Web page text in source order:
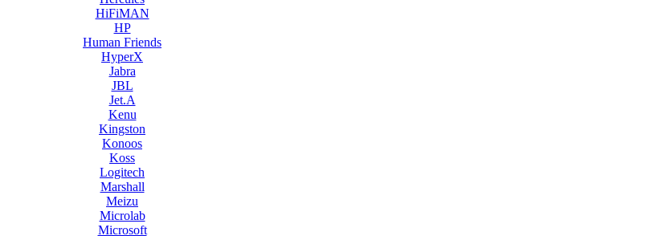
HiFiMAN
HP
Human Friends
HyperX
Jabra
JBL
Jet.A
Kenu
Kingston
Konoos
Koss
Logitech
Marshall
Meizu
Microlab
Microsoft